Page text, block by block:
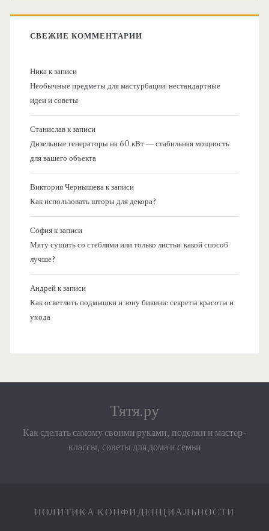
СВЕЖИЕ КОММЕНТАРИИ
Никак записи
Необычные предметы для мастурбации: нестандартные
идеи и советы
Станиславк записи
Дизельные генераторы на 60 кВт — стабильная мощность
для вашего объекта
Виктория Чернышевак записи
Как использовать шторы для декора?
Софияк записи
Мяту сушить со стеблями или только листья: какой способ
лучше?
Андрейк записи
Как осветлить подмышки и зону бикини: секреты красоты и
ухода
Тятя.ру
Как сделать самому своими руками, поделки и мастер-
классы, советы для дома и семьи
ПОЛИТИКА КОНФИДЕНЦИАЛЬНОСТИ